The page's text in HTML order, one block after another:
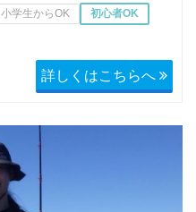
小学生からOK 初心者OK
詳しくはこちらへ